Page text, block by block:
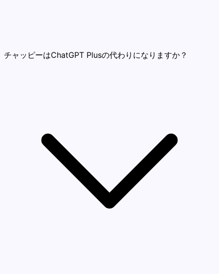
チャッピーはChatGPT Plusの代わりになりますか？